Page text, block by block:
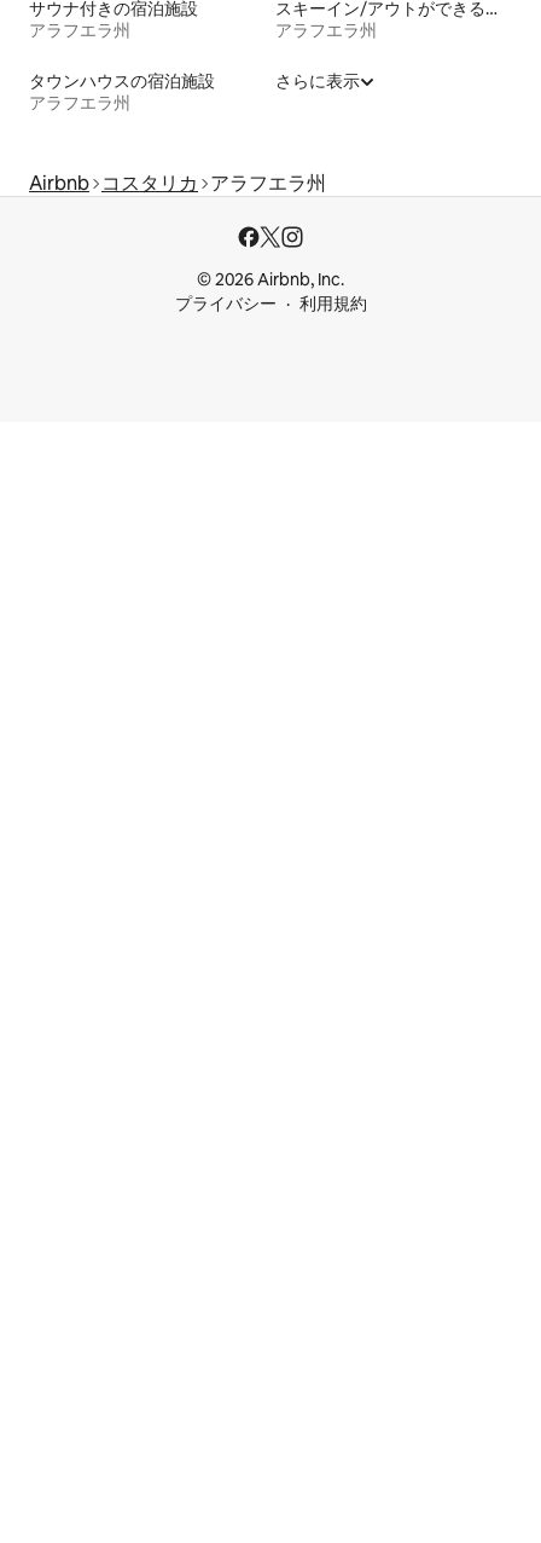
サウナ付きの宿泊施設
アラフエラ州
スキーイン/アウトができる宿泊先
アラフエラ州
タウンハウスの宿泊施設
アラフエラ州
さらに表示
Airbnb コスタリカ アラフエラ州
© 2026 Airbnb, Inc.
プライバシー
利用規約